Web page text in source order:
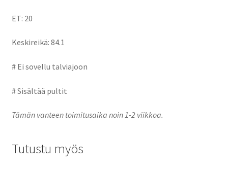
ET: 20
Keskireikä: 84.1
# Ei sovellu talviajoon
# Sisältää pultit
Tämän vanteen toimitusaika noin 1-2 viikkoa.
Tutustu myös